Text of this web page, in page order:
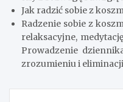
Jak radzić sobie z
Radzenie sobie z
relaksacyjne,
Prowadzenie
zrozumieniu i